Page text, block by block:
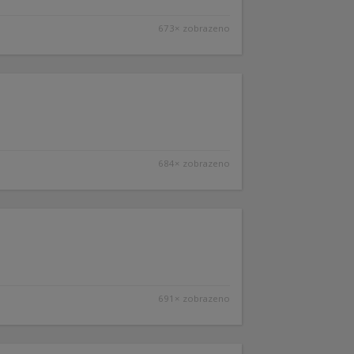
673× zobrazeno
684× zobrazeno
691× zobrazeno